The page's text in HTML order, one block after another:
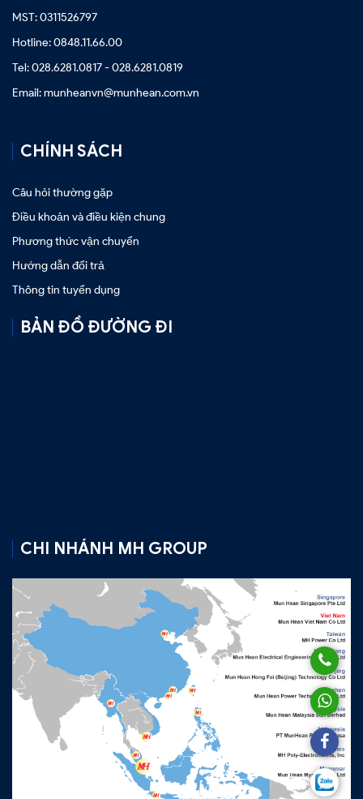
MST: 0311526797
Hotline: 0848.11.66.00
Tel: 028.6281.0817 - 028.6281.0819
Email: munheanvn@munhean.com.vn
CHÍNH SÁCH
Câu hỏi thường gặp
Điều khoản và điều kiện chung
Phương thức vận chuyển
Hướng dẫn đổi trả
Thông tin tuyển dụng
BẢN ĐỒ ĐƯỜNG ĐI
CHI NHÁNH MH GROUP